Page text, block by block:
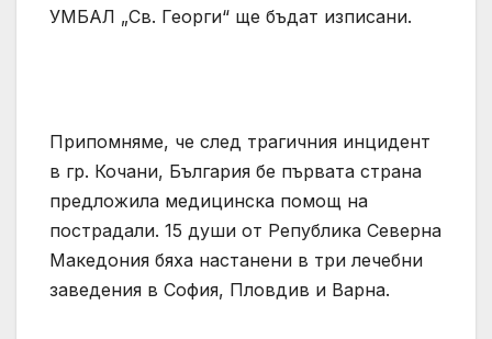
УМБАЛ „Св. Георги“ ще бъдат изписани.
Припомняме, че след трагичния инцидент
в гр. Кочани, България бе първата страна
предложила медицинска помощ на
пострадали. 15 души от Република Северна
Македония бяха настанени в три лечебни
заведения в София, Пловдив и Варна.